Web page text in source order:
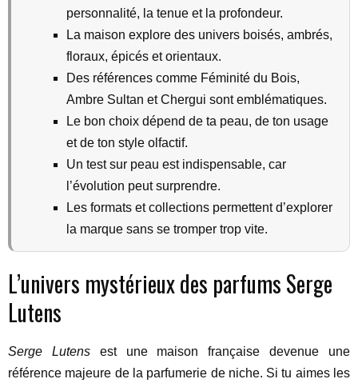
personnalité, la tenue et la profondeur.
La maison explore des univers boisés, ambrés,
floraux, épicés et orientaux.
Des références comme Féminité du Bois,
Ambre Sultan et Chergui sont emblématiques.
Le bon choix dépend de ta peau, de ton usage
et de ton style olfactif.
Un test sur peau est indispensable, car
l’évolution peut surprendre.
Les formats et collections permettent d’explorer
la marque sans se tromper trop vite.
L’univers mystérieux des parfums Serge
Lutens
Serge Lutensest une maison française devenue une
référence majeure de la parfumerie de niche. Si tu aimes les